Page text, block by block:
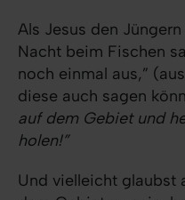
Als Jesus den
Nacht beim Fischen
noch einmal aus,” (aus
diese auch sagen
auf dem Gebiet und
holen!”
Und vielleicht glaubst